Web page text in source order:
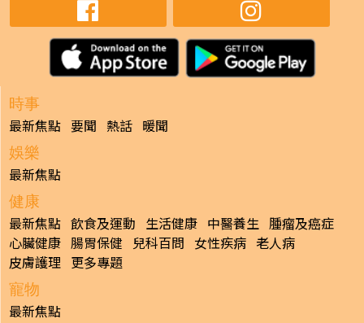
時事
最新焦點 要聞 熱話 暖聞
娛樂
最新焦點
健康
最新焦點 飲食及運動 生活健康 中醫養生 腫瘤及癌症
心臟健康 腸胃保健 兒科百問 女性疾病 老人病
皮膚護理 更多專題
寵物
最新焦點